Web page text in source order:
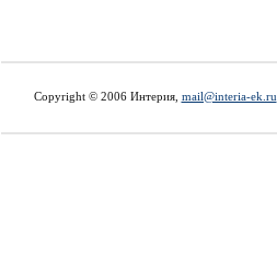
Copyright © 2006 Интерия, mail@interia-ek.ru